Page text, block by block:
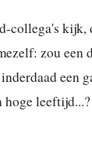
collega's kijk,
zou een
een
hoge leeftijd...?